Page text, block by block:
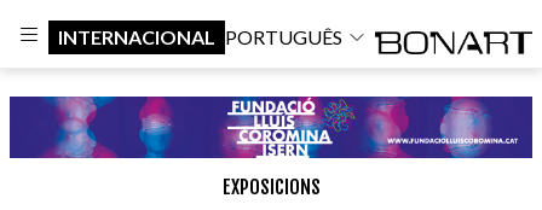
INTERNACIONAL PORTUGUÊS
EXPOSICIONS